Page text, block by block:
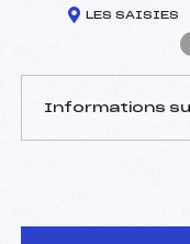
LES SAISIES
Informations